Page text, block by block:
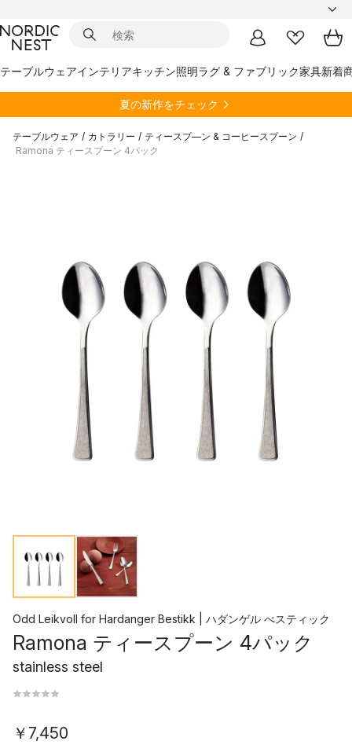
テーブルウェアインテリアキッチン照明ラグ & ファブリック家具新着
夏の新作をチェック
テーブルウェア / カトラリー / ティースプ―ン & コーヒースプーン /
Ramona ティースプーン 4パック
Odd Leikvoll for Hardanger Bestikk | ハダンゲル べスティック
Ramona ティースプーン 4パック
stainless steel
￥7,450